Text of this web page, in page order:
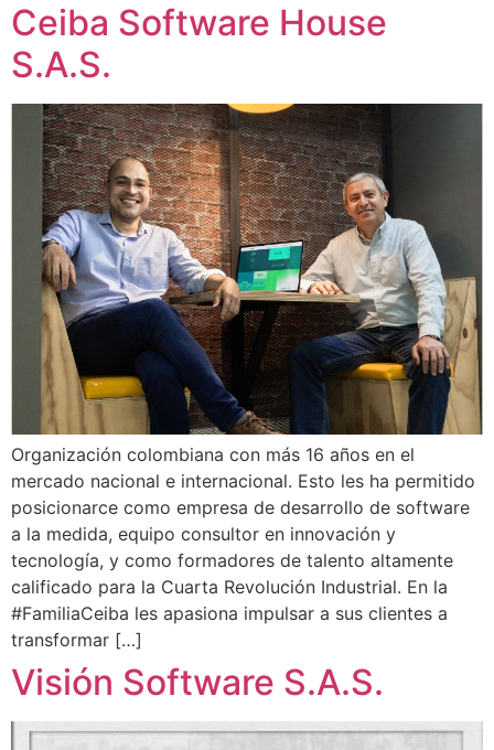
Ceiba Software House
S.A.S.
Organización colombiana con más 16 años en el
mercado nacional e internacional. Esto les ha permitido
posicionarce como empresa de desarrollo de software
a la medida, equipo consultor en innovación y
tecnología, y como formadores de talento altamente
calificado para la Cuarta Revolución Industrial. En la
#FamiliaCeiba les apasiona impulsar a sus clientes a
transformar […]
Visión Software S.A.S.